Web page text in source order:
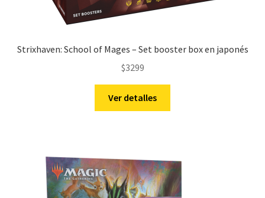
Strixhaven: School of Mages – Set booster box en japonés
$3299
Ver detalles